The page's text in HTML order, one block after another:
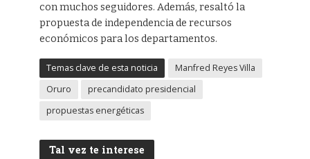
con muchos seguidores. Además, resaltó la
propuesta de independencia de recursos
económicos para los departamentos.
Temas clave de esta noticia
Manfred Reyes Villa
Oruro
precandidato presidencial
propuestas energéticas
Tal vez te interese